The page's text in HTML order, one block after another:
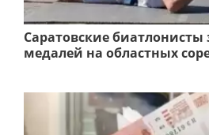
Саратовские биатлонисты
медалей на областных